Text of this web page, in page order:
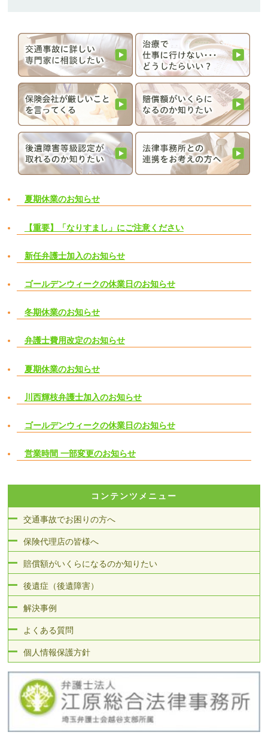
夏期休業のお知らせ
【重要】「なりすまし」にご注意ください
新任弁護士加入のお知らせ
ゴールデンウィークの休業日のお知らせ
冬期休業のお知らせ
弁護士費用改定のお知らせ
夏期休業のお知らせ
川西輝枝弁護士加入のお知らせ
ゴールデンウィークの休業日のお知らせ
営業時間 一部変更のお知らせ
コンテンツメニュー
交通事故でお困りの方へ
保険代理店の皆様へ
賠償額がいくらになるのか知りたい
後遺症（後遺障害）
解決事例
よくある質問
個人情報保護方針